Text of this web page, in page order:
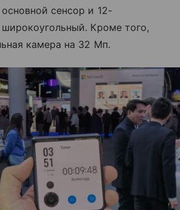
сенсор и 12-
Кроме того,
камера на 32 Мп.